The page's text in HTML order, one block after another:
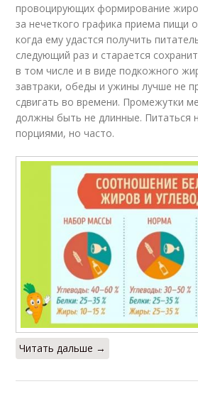
провоцирующих формирование
за нечеткого графика приема пищи
когда ему удастся получить
следующий раз и старается
в том числе и в виде подкожного
завтраки, обеды и ужины лучше не
сдвигать во времени. Промежутки
должны быть не длинные. Питаться
порциями, но часто.
Читать дальше →